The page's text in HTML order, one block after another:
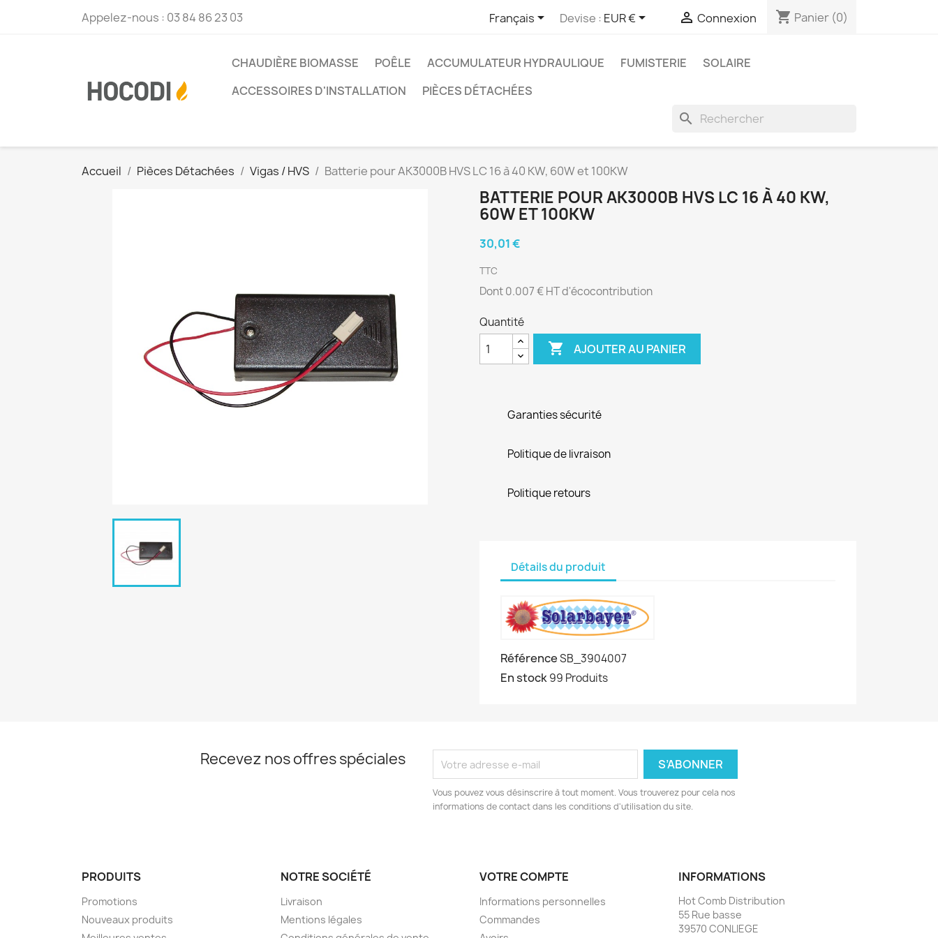
Appelez-nous : 03 84 86 23 03 Français Devise : EUR €  Connexion shopping_cart Panier (0)
CHAUDIÈRE BIOMASSE POÊLE ACCUMULATEUR HYDRAULIQUE FUMISTERIE
SOLAIRE
ACCESSOIRES D'INSTALLATION
PIÈCES DÉTACHÉES
search
Accueil Pièces Détachées Vigas / HVS Batterie pour AK3000B HVS LC 16 à 40 KW, 60W et 100KW
BATTERIE POUR AK3000B HVS LC 16 À 40 KW,
60W ET 100KW
30,01 €
TTC
Dont 0.007 € HT d'écocontribution
Quantité
 AJOUTER AU PANIER
Garanties sécurité
Politique de livraison
Politique retours
Détails du produit
RéférenceSB_3904007
En stock99 Produits
Recevez nos offres spéciales
Vous pouvez vous désinscrire à tout moment. Vous trouverez pour cela nos
informations de contact dans les conditions d'utilisation du site.
PRODUITS
Promotions
Nouveaux produits
NOTRE SOCIÉTÉ
Livraison
Mentions légales
VOTRE COMPTE
Informations personnelles
Commandes
INFORMATIONS
Hot Comb Distribution
55 Rue basse
39570 CONLIEGE